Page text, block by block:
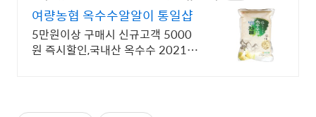
여량농협 옥수수알알이 통일샵
5만원이상 구매시 신규고객 5000
원 즉시할인,국내산 옥수수 2021년